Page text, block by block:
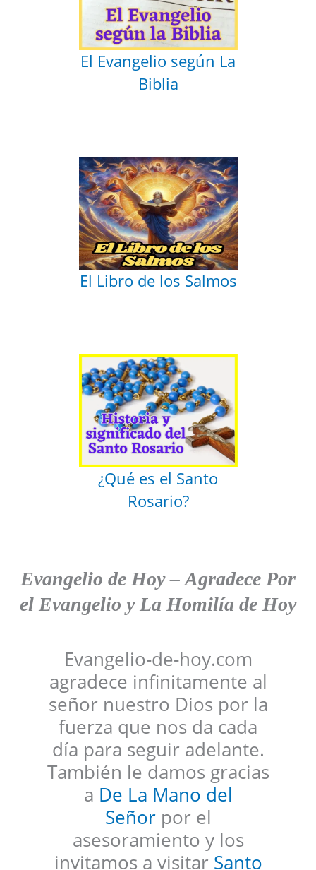
El Evangelio según La
Biblia
El Libro de los Salmos
¿Qué es el Santo
Rosario?
Evangelio de Hoy–Agradece Por
el Evangelio y La Homilía de Hoy
Evangelio-de-hoy.com
agradece infinitamente al
señor nuestro Dios por la
fuerza que nos da cada
día para seguir adelante.
También le damos gracias
a De La Mano del
Señorpor el
asesoramiento y los
invitamos a visitar Santo